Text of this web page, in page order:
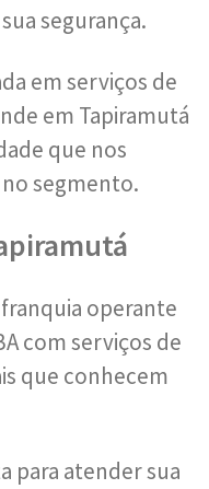
segurança.
em serviços de
em Tapiramutá
que nos
segmento.
operante
com serviços de
que conhecem
para atender sua